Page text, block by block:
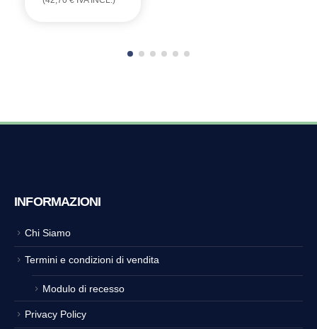
INFORMAZIONI
Chi Siamo
Termini e condizioni di vendita
Modulo di recesso
Privacy Policy